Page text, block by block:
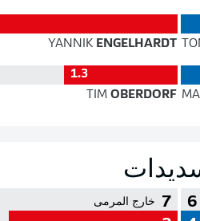
YANNIKENGELHARDT
1.3
TIMOBERDORF
6
7 خارج المرمى